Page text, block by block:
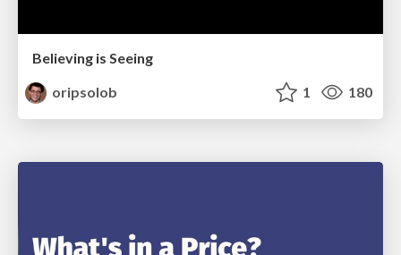
Believing is Seeing
oripsolob
1 180